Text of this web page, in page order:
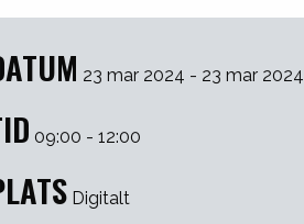
23 mar 2024 - 23 mar 2024
09:00 - 12:00
Digitalt